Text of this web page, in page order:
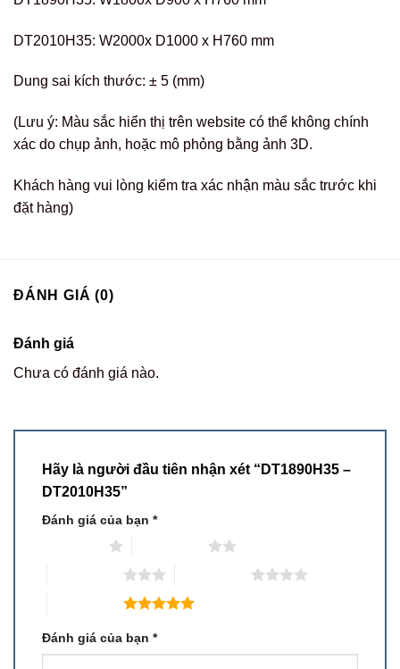
DT2010H35: W2000x D1000 x H760 mm
Dung sai kích thước: ± 5 (mm)
(Lưu ý: Màu sắc hiển thị trên website có thể không chính
xác do chụp ảnh, hoặc mô phỏng bằng ảnh 3D.
Khách hàng vui lòng kiểm tra xác nhận màu sắc trước khi
đặt hàng)
ĐÁNH GIÁ (0)
Đánh giá
Chưa có đánh giá nào.
Hãy là người đầu tiên nhận xét “DT1890H35 –
DT2010H35”
Đánh giá của bạn *
Đánh giá của bạn *